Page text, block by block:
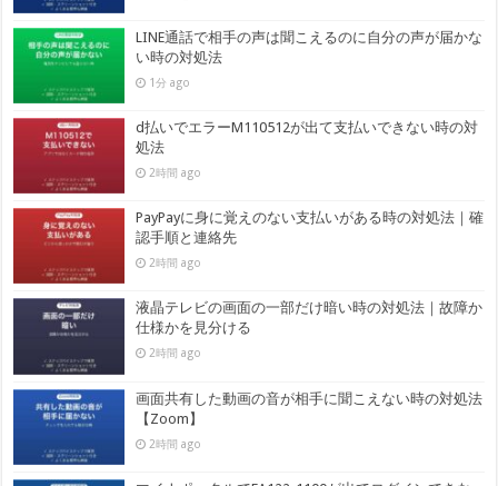
LINE通話で相手の声は聞こえるのに自分の声が届かな
い時の対処法
1分 ago
d払いでエラーM110512が出て支払いできない時の対
処法
2時間 ago
PayPayに身に覚えのない支払いがある時の対処法｜確
認手順と連絡先
2時間 ago
液晶テレビの画面の一部だけ暗い時の対処法｜故障か
仕様かを見分ける
2時間 ago
画面共有した動画の音が相手に聞こえない時の対処法
【Zoom】
2時間 ago